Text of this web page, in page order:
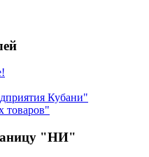
Кубани"
товаров"
"НИ"